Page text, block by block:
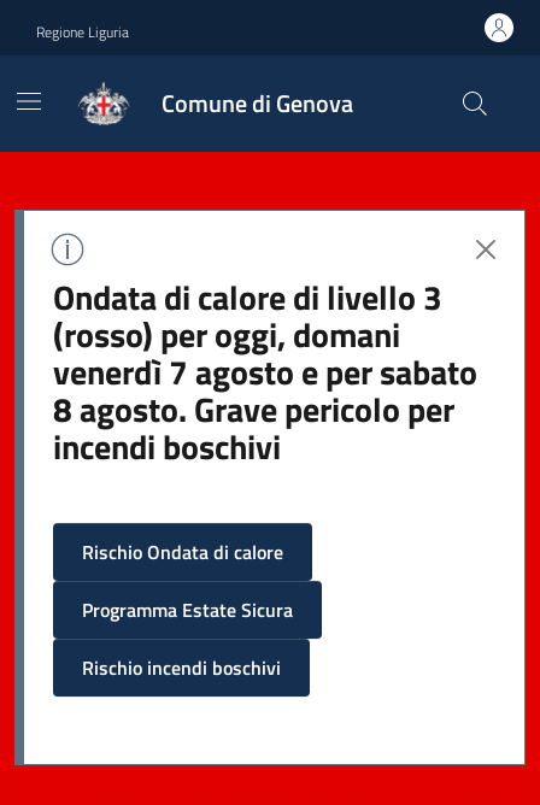
Regione Liguria
Comune di Genova
Ondata di calore di livello 3
(rosso) per oggi, domani
venerdì 7 agosto e per sabato
8 agosto. Grave pericolo per
incendi boschivi
Rischio Ondata di calore
Programma Estate Sicura
Rischio incendi boschivi